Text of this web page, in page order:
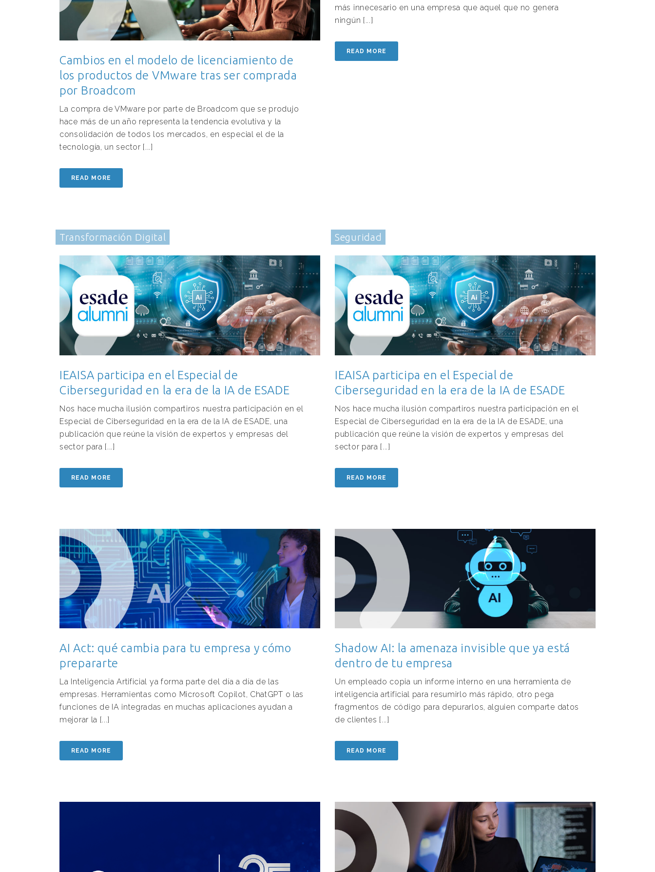
Cambios en el modelo de licenciamiento de
los productos de VMware tras ser comprada
por Broadcom
La compra de VMware por parte de Broadcom que se produjo
hace más de un año representa la tendencia evolutiva y la
consolidación de todos los mercados, en especial el de la
tecnología, un sector [...]
READ MORE
más innecesario en una empresa que aquel que no genera
ningún [...]
READ MORE
Transformación Digital
IEAISA participa en el Especial de
Ciberseguridad en la era de la IA de ESADE
Nos hace mucha ilusión compartiros nuestra participación en el
Especial de Ciberseguridad en la era de la IA de ESADE, una
publicación que reúne la visión de expertos y empresas del
sector para [...]
READ MORE
AI Act: qué cambia para tu empresa y cómo
prepararte
La Inteligencia Artificial ya forma parte del día a día de las
empresas. Herramientas como Microsoft Copilot, ChatGPT o las
funciones de IA integradas en muchas aplicaciones ayudan a
mejorar la [...]
READ MORE
Seguridad
IEAISA participa en el Especial de
Ciberseguridad en la era de la IA de ESADE
Nos hace mucha ilusión compartiros nuestra participación en el
Especial de Ciberseguridad en la era de la IA de ESADE, una
publicación que reúne la visión de expertos y empresas del
sector para [...]
READ MORE
Shadow AI: la amenaza invisible que ya está
dentro de tu empresa
Un empleado copia un informe interno en una herramienta de
inteligencia artificial para resumirlo más rápido, otro pega
fragmentos de código para depurarlos, alguien comparte datos
de clientes [...]
READ MORE